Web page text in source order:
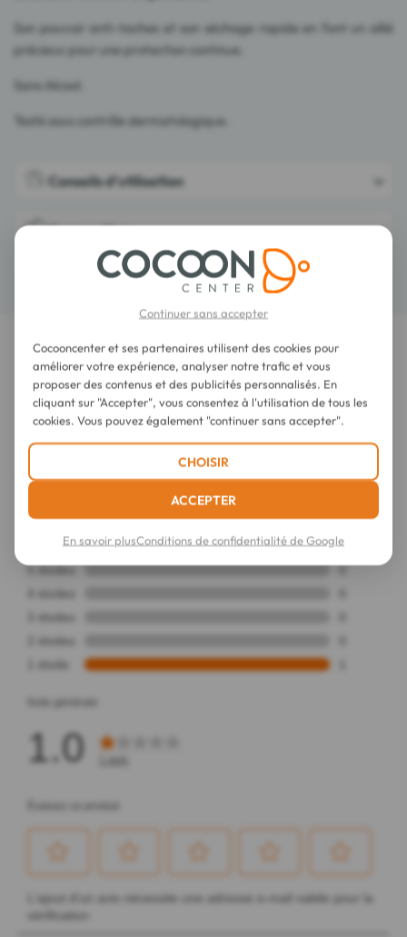
Son pouvoir anti-taches et son séchage rapide en font un allié
précieux pour une protection continue.
Sans Alcool.
Testé sous contrôle dermatologique.
Conseils d'utilisation
Composition
LES DERNIERS AVIS SUR CET ARTICLE
Etiaxil Lait Corps Anti-Transpirant 72H 100
ml
Continuer sans accepter
Cocooncenter et ses partenaires utilisent des cookies pour
améliorer votre expérience, analyser notre trafic et vous
proposer des contenus et des publicités personnalisés. En
cliquant sur "Accepter", vous consentez à l'utilisation de tous les
cookies. Vous pouvez également "continuer sans accepter".
CHOISIR
ACCEPTER
En savoir plusConditions de confidentialité de Google